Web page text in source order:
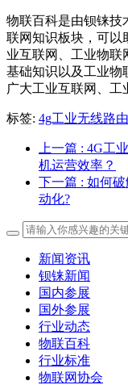
物联百科是由钡铼技
联网知识板块，可以
业互联网、工业物联
基础知识以及工业物
广大工业互联网、工
标签: 4g工业无线路
上一篇 : 4G工
机运营效率？
下一篇 : 如何
动化?
新闻资讯
钡铼新闻
国内参展
国外参展
行业动态
物联百科
行业标准
物联网协会